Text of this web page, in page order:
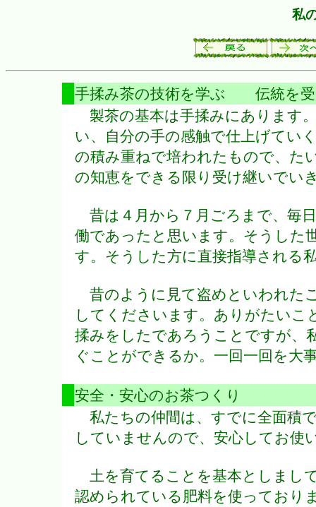
私
手揉み茶の技術を学ぶ 伝統を受
製茶の基本は手揉みにあります
い、自分の手の感触で仕上げてい
の積み重ねで培われたもので、た
の知恵をできる限り受け継いでい
昔は４月から７月ごろまで、毎
働であったと思います。そうした
す。そうした方に直接指導される
昔のように見て盗めといわれた
してくださいます。ありがたいこ
揉みをしたであろうことですが、
ぐことができるか。一回一回を大
安全・安心のお茶つくり
私たちの仲間は、すでに全面積
していませんので、安心してお使
土を育てることを基本としまし
認められている肥料を使っており